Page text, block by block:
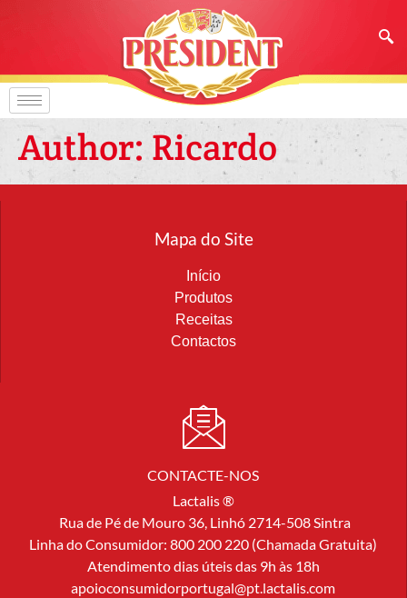
Author: Ricardo
Mapa do Site
Início
Produtos
Receitas
Contactos
CONTACTE-NOS
Lactalis ®
Rua de Pé de Mouro 36, Linhó 2714-508 Sintra
Linha do Consumidor: 800 200 220 (Chamada Gratuita)
Atendimento dias úteis das 9h às 18h
apoioconsumidorportugal@pt.lactalis.com